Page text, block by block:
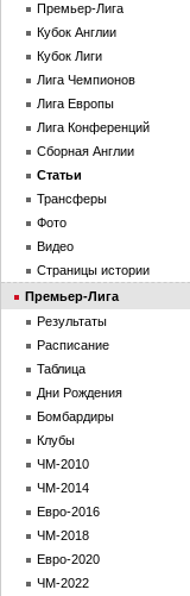
Премьер-Лига
Кубок Англии
Кубок Лиги
Лига Чемпионов
Лига Европы
Лига Конференций
Сборная Англии
Статьи
Трансферы
Фото
Видео
Страницы истории
Премьер-Лига
Результаты
Расписание
Таблица
Дни Рождения
Бомбардиры
Клубы
ЧМ-2010
ЧМ-2014
Евро-2016
ЧМ-2018
Евро-2020
ЧМ-2022